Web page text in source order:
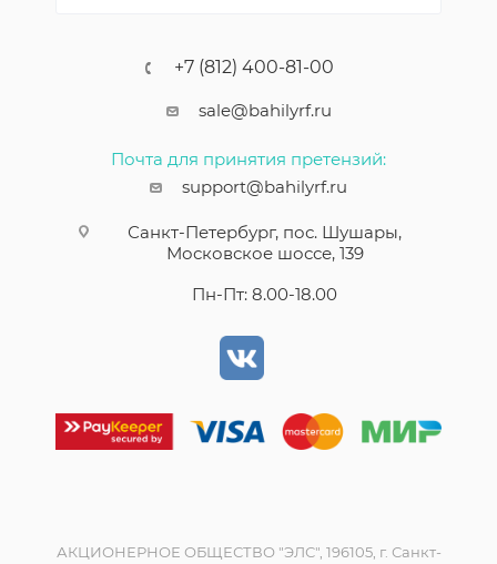
+7 (812) 400-81-00
sale@bahilyrf.ru
Почта для принятия претензий:
support@bahilyrf.ru
Санкт-Петербург, пос. Шушары,
Московское шоссе, 139
Пн-Пт: 8.00-18.00
АКЦИОНЕРНОЕ ОБЩЕСТВО "ЭЛС", 196105, г. Санкт-